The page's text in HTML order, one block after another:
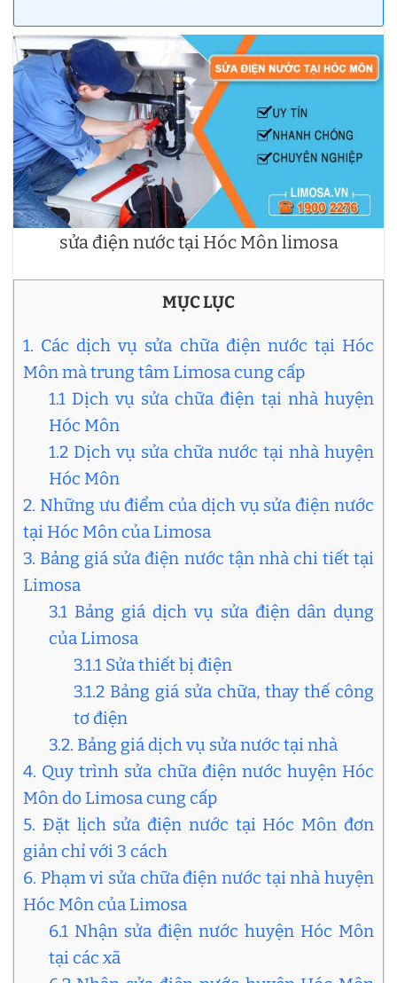
sửa điện nước tại Hóc Môn limosa
MỤC LỤC
1. Các dịch vụ sửa chữa điện nước tại Hóc
Môn mà trung tâm Limosa cung cấp
1.1 Dịch vụ sửa chữa điện tại nhà huyện
Hóc Môn
1.2 Dịch vụ sửa chữa nước tại nhà huyện
Hóc Môn
2. Những ưu điểm của dịch vụ sửa điện nước
tại Hóc Môn của Limosa
3. Bảng giá sửa điện nước tận nhà chi tiết tại
Limosa
3.1 Bảng giá dịch vụ sửa điện dân dụng
của Limosa
3.1.1 Sửa thiết bị điện
3.1.2 Bảng giá sửa chữa, thay thế công
tơ điện
3.2. Bảng giá dịch vụ sửa nước tại nhà
4. Quy trình sửa chữa điện nước huyện Hóc
Môn do Limosa cung cấp
5. Đặt lịch sửa điện nước tại Hóc Môn đơn
giản chỉ với 3 cách
6. Phạm vi sửa chữa điện nước tại nhà huyện
Hóc Môn của Limosa
6.1 Nhận sửa điện nước huyện Hóc Môn
tại các xã